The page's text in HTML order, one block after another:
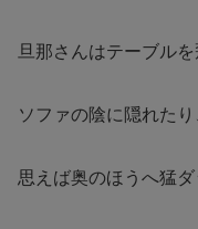
旦那さんはテーブルを
ソファの陰に隠れたり
思えば奥のほうへ猛ダ